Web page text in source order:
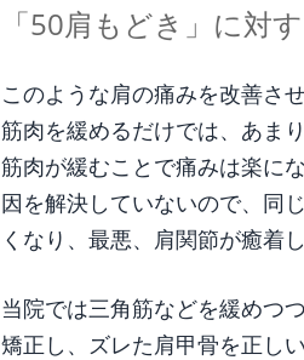
「50肩もどき」に対
このような肩の痛みを改善さ
筋肉を緩めるだけでは、あま
筋肉が緩むことで痛みは楽に
因を解決していないので、同
くなり、最悪、肩関節が癒着
当院では三角筋などを緩めつ
矯正し、ズレた肩甲骨を正し